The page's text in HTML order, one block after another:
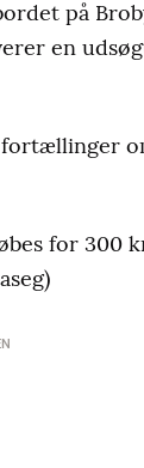
på
en
for 300